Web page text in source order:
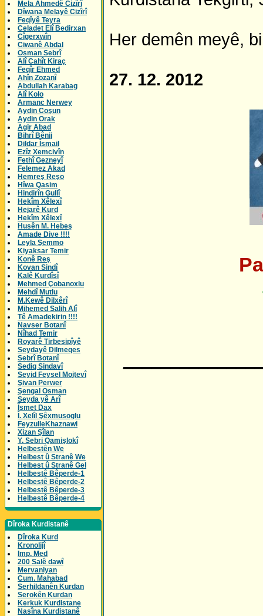
Mela Ahmedê Cizîrî
Dîwana Melayê Cizîrî
Feqîyê Teyra
Celadet Elî Bedirxan
Cîgerxwîn
Ciwanê Abdal
Osman Sebrî
Alî Cahît Kiraç
Feqîr Ehmed
Ahîn Zozanî
Abdullah Karabag
Alî Kolo
Armanc Nerwey
Aydin Coşun
Aydin Orak
Agir Abad
Bihrî Bênij
Dildar Îsmail
Ezîz Xemcivîn
Fethî Gezneyî
Felemez Akad
Hemreş Reşo
Hîwa Qasim
Hindirîn Gullî
Hekîm Xêlexî
Hejarê Kurd
Hekîm Xêlexî
Husên M. Hebeş
Amade Dive !!!!
Leyla Şemmo
Kiyaksar Temir
Konê Reş
Kovan Sindî
Kalê Kurdîsî
Mehmed Çobanoxlu
Mehdî Mutlu
M.Kewê Dilxêrî
Mihemed Salih Alî
Tê Amadekirin !!!!
Navser Botanî
Nîhad Temir
Royarê Tirbesipîyê
Seydayê Dilmeqes
Sebrî Botanî
Sediq Sindavî
Seyid Feysel Mojtevî
Şivan Perwer
Şengal Osman
Seyda yê Arî
Îsmet Dax
Î. Xelîl Şêxmusoglu
FeyzulleKhaznawi
Xizan Şîlan
Y. Sebri Qamişlokî
Helbestên We
Helbest û Stranê We
Helbest û Stranê Gel
Helbestê Bêperde-1
Helbestê Bêperde-2
Helbestê Bêperde-3
Helbestê Bêperde-4
Dîroka Kurdistanê
Dîroka Kurd
Kronolijî
Imp. Med
200 Salê dawî
Mervaniyan
Cum. Mahabad
Serhildanên Kurdan
Serokên Kurdan
Kerkuk Kurdistane
Nasîna Kurdistanê
Her demên meyê,
27. 12. 2012